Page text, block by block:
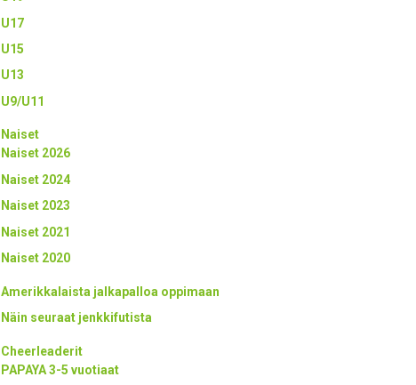
U17
U15
U13
U9/U11
Naiset
Naiset 2026
Naiset 2024
Naiset 2023
Naiset 2021
Naiset 2020
Amerikkalaista jalkapalloa oppimaan
Näin seuraat jenkkifutista
Cheerleaderit
PAPAYA 3-5 vuotiaat